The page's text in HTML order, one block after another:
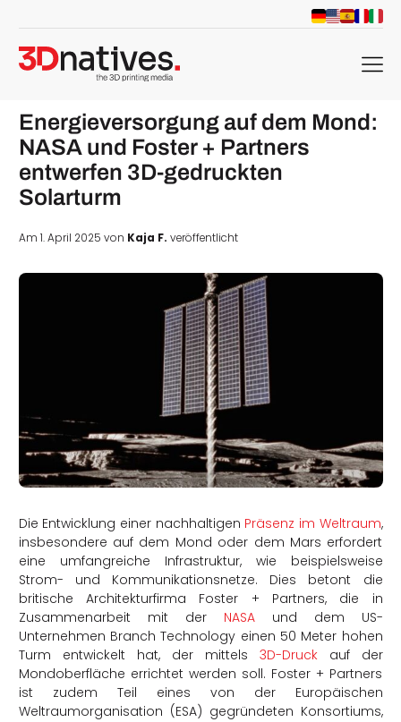
menu
Energieversorgung auf dem Mond:
NASA und Foster + Partners
entwerfen 3D-gedruckten
Solarturm
Am 1. April 2025 von Kaja F. veröffentlicht
Die Entwicklung einer nachhaltigen Präsenz im Weltraum,
insbesondere auf dem Mond oder dem Mars erfordert
eine umfangreiche Infrastruktur, wie beispielsweise
Strom- und Kommunikationsnetze. Dies betont die
britische Architekturfirma Foster + Partners, die in
Zusammenarbeit mit der NASAund dem US-
Unternehmen Branch Technology einen 50 Meter hohen
Turm entwickelt hat, der mittels 3D-Druckauf der
Mondoberfläche errichtet werden soll. Foster + Partners
ist zudem Teil eines von der Europäischen
Weltraumorganisation (ESA) gegründeten Konsortiums,